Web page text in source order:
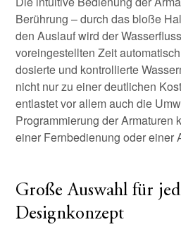
Berührung – durch das bloße
den Auslauf wird der
voreingestellten Zeit
dosierte und kontrollierte
nicht nur zu einer deutlichen
entlastet vor allem auch die
Programmierung der Armaturen
einer Fernbedienung oder einer
Große Auswahl für
Designkonzept